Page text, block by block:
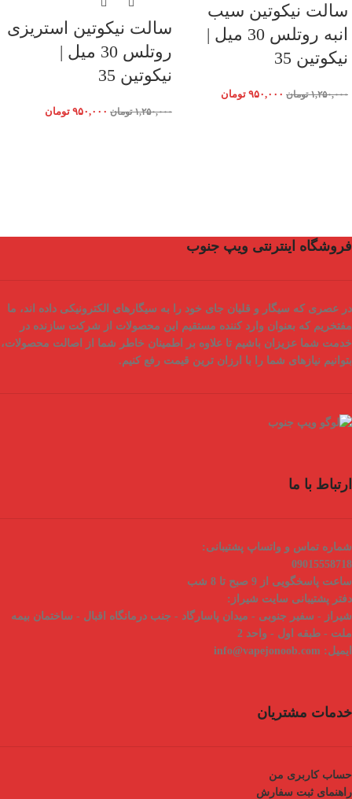
سالت نیکوتین سیب
انبه روتلس 30 میل |
نیکوتین 35
۱,۲۵۰,۰۰۰ تومان ۹۵۰,۰۰۰ تومان
سالت نیکوتین استریزی
روتلس 30 میل |
نیکوتین 35
۱,۲۵۰,۰۰۰ تومان ۹۵۰,۰۰۰ تومان
فروشگاه اینترنتی ویپ جنوب
در عصری که سیگار و قلیان جای خود را به سیگارهای الکترونیکی داده اند، ما
مفتخریم که بعنوان وارد کننده مستقیم این محصولات از شرکت سازنده در
خدمت شما عزیزان باشیم تا علاوه بر اطمینان خاطر شما از
اصالت محصولات،
بتوانیم نیازهای شما را با ارزان ترین قیمت رفع کنیم.
ارتباط با ما
شماره تماس و واتساپ پشتیبانی:
09015558718
ساعت پاسخگویی از 9 صبح تا 8 شب
دفتر پشتیبانی سایت شیراز:
شیراز - سفیر جنوبی - میدان پاسارگاد - جنب درمانگاه اقبال - ساختمان بیمه
ملت - طبقه اول - واحد 2
ایمیل:
خدمات مشتریان
حساب کاربری من
راهنمای ثبت سفارش